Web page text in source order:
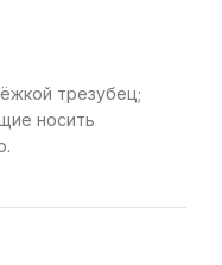
трезубец;
носить